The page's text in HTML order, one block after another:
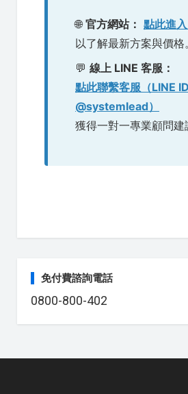
🌐 官方網站： 點此進
以了解最新方案與價格。
💬 線上 LINE 客服：
點此聯繫客服（LINE ID
@systemlead）
獲得一對一專業顧問建
免付費諮詢電話
0800-800-402